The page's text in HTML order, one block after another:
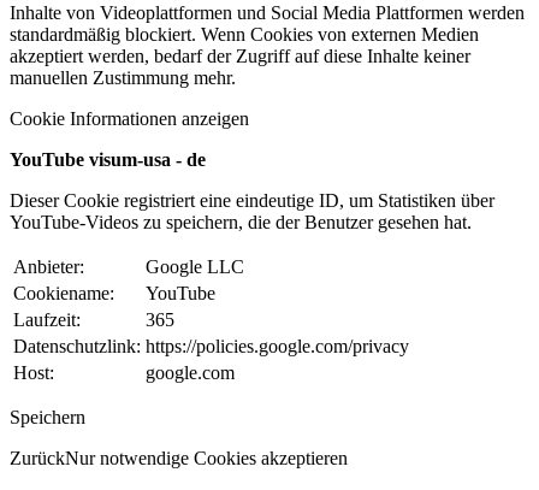
Inhalte von Videoplattformen und Social Media Plattformen werden
standardmäßig blockiert. Wenn Cookies von externen Medien
akzeptiert werden, bedarf der Zugriff auf diese Inhalte keiner
manuellen Zustimmung mehr.
Cookie Informationen anzeigen
YouTube visum-usa - de
Dieser Cookie registriert eine eindeutige ID, um Statistiken über
YouTube-Videos zu speichern, die der Benutzer gesehen hat.
Anbieter:
Google LLC
Cookiename:
YouTube
Laufzeit:
365
Datenschutzlink: https://policies.google.com/privacy
Host:
google.com
Speichern
ZurückNur notwendige Cookies akzeptieren